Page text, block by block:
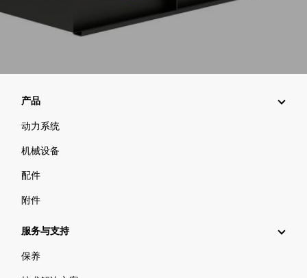
产品
动力系统
机械设备
配件
附件
服务与支持
保养